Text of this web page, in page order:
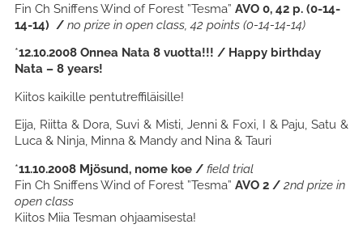
Fin Ch Sniffens Wind of Forest ”Tesma” AVO 0, 42 p. (0-14-
14-14) / no prize in open class, 42 points (0-14-14-14)
*12.10.2008 Onnea Nata 8 vuotta!!! / Happy birthday
Nata – 8 years!
Kiitos kaikille pentutreffiläisille!
Eija, Riitta & Dora, Suvi & Misti, Jenni & Foxi, I & Paju, Satu &
Luca & Ninja, Minna & Mandy and Nina & Tauri
*11.10.2008 Mjösund, nome koe / field trial
Fin Ch Sniffens Wind of Forest ”Tesma” AVO 2 / 2nd prize in
open class
Kiitos Miia Tesman ohjaamisesta!